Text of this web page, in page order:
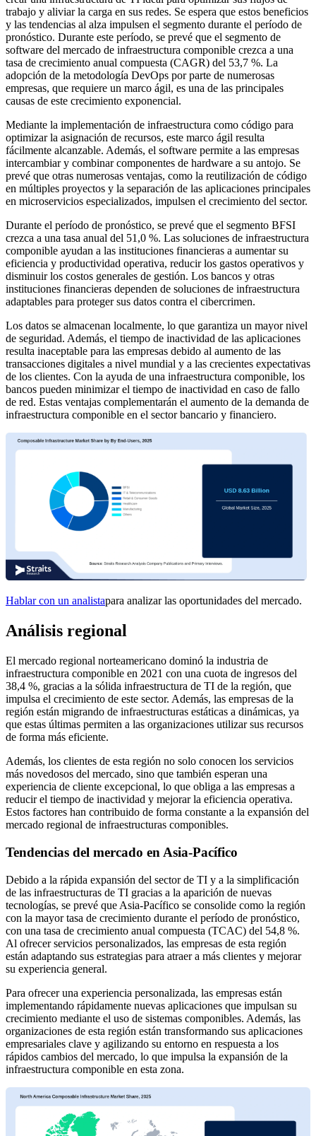
trabajo y aliviar la carga en sus redes. Se espera que estos beneficios
y las tendencias al alza impulsen el segmento durante el período de
pronóstico. Durante este período, se prevé que el segmento de
software del mercado de infraestructura componible crezca a una
tasa de crecimiento anual compuesta (CAGR) del 53,7 %. La
adopción de la metodología DevOps por parte de numerosas
empresas, que requiere un marco ágil, es una de las principales
causas de este crecimiento exponencial.
Mediante la implementación de infraestructura como código para
optimizar la asignación de recursos, este marco ágil resulta
fácilmente alcanzable. Además, el software permite a las empresas
intercambiar y combinar componentes de hardware a su antojo. Se
prevé que otras numerosas ventajas, como la reutilización de código
en múltiples proyectos y la separación de las aplicaciones principales
en microservicios especializados, impulsen el crecimiento del sector.
Durante el período de pronóstico, se prevé que el segmento BFSI
crezca a una tasa anual del 51,0 %. Las soluciones de infraestructura
componible ayudan a las instituciones financieras a aumentar su
eficiencia y productividad operativa, reducir los gastos operativos y
disminuir los costos generales de gestión. Los bancos y otras
instituciones financieras dependen de soluciones de infraestructura
adaptables para proteger sus datos contra el cibercrimen.
Los datos se almacenan localmente, lo que garantiza un mayor nivel
de seguridad. Además, el tiempo de inactividad de las aplicaciones
resulta inaceptable para las empresas debido al aumento de las
transacciones digitales a nivel mundial y a las crecientes expectativas
de los clientes. Con la ayuda de una infraestructura componible, los
bancos pueden minimizar el tiempo de inactividad en caso de fallo
de red. Estas ventajas complementarán el aumento de la demanda de
infraestructura componible en el sector bancario y financiero.
Hablar con un analistapara analizar las oportunidades del mercado.
Análisis regional
El mercado regional norteamericano dominó la industria de
infraestructura componible en 2021 con una cuota de ingresos del
38,4 %, gracias a la sólida infraestructura de TI de la región, que
impulsa el crecimiento de este sector. Además, las empresas de la
región están migrando de infraestructuras estáticas a dinámicas, ya
que estas últimas permiten a las organizaciones utilizar sus recursos
de forma más eficiente.
Además, los clientes de esta región no solo conocen los servicios
más novedosos del mercado, sino que también esperan una
experiencia de cliente excepcional, lo que obliga a las empresas a
reducir el tiempo de inactividad y mejorar la eficiencia operativa.
Estos factores han contribuido de forma constante a la expansión del
mercado regional de infraestructuras componibles.
Tendencias del mercado en Asia-Pacífico
Debido a la rápida expansión del sector de TI y a la simplificación
de las infraestructuras de TI gracias a la aparición de nuevas
tecnologías, se prevé que Asia-Pacífico se consolide como la región
con la mayor tasa de crecimiento durante el período de pronóstico,
con una tasa de crecimiento anual compuesta (TCAC) del 54,8 %.
Al ofrecer servicios personalizados, las empresas de esta región
están adaptando sus estrategias para atraer a más clientes y mejorar
su experiencia general.
Para ofrecer una experiencia personalizada, las empresas están
implementando rápidamente nuevas aplicaciones que impulsan su
crecimiento mediante el uso de sistemas componibles. Además, las
organizaciones de esta región están transformando sus aplicaciones
empresariales clave y agilizando su entorno en respuesta a los
rápidos cambios del mercado, lo que impulsa la expansión de la
infraestructura componible en esta zona.